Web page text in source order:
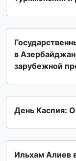
в
зарубежной
День Каспия:
Ильхам Алиев